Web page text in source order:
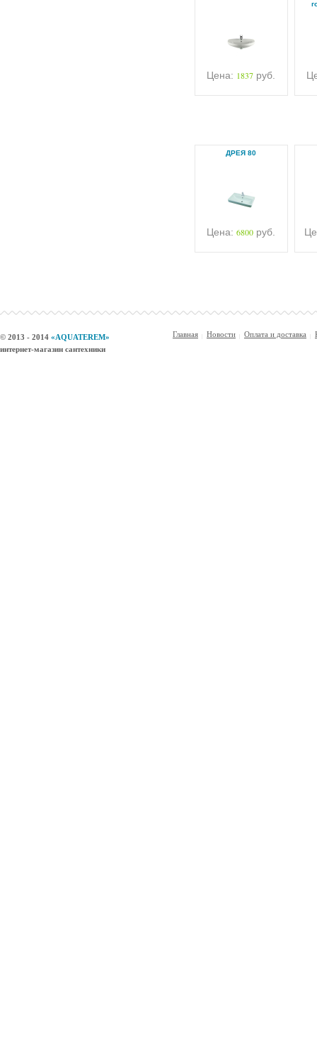
Цена: 1837 руб.
ДРЕЯ 80
Цена: 6800 руб.
© 2013 - 2014 «AQUATEREM»
интернет-магазин сантехники
Главная Новости Оплата и доставка